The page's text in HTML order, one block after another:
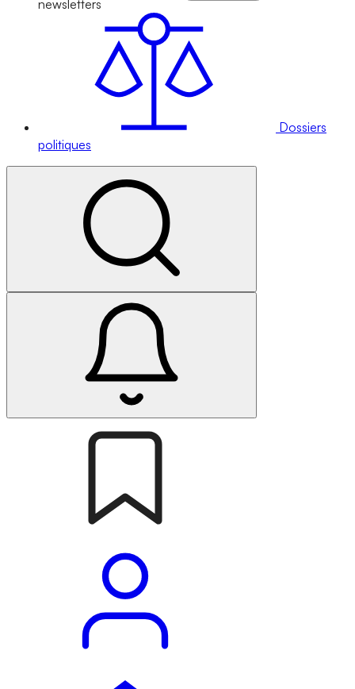
newsletters
Dossiers
politiques